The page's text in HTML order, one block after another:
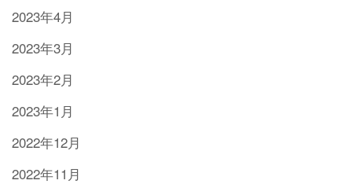
2023年4月
2023年3月
2023年2月
2023年1月
2022年12月
2022年11月